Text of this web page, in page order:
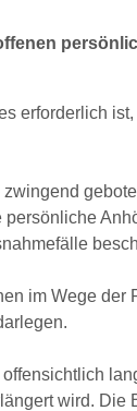
erforderlich
im Wege der
wird. Die